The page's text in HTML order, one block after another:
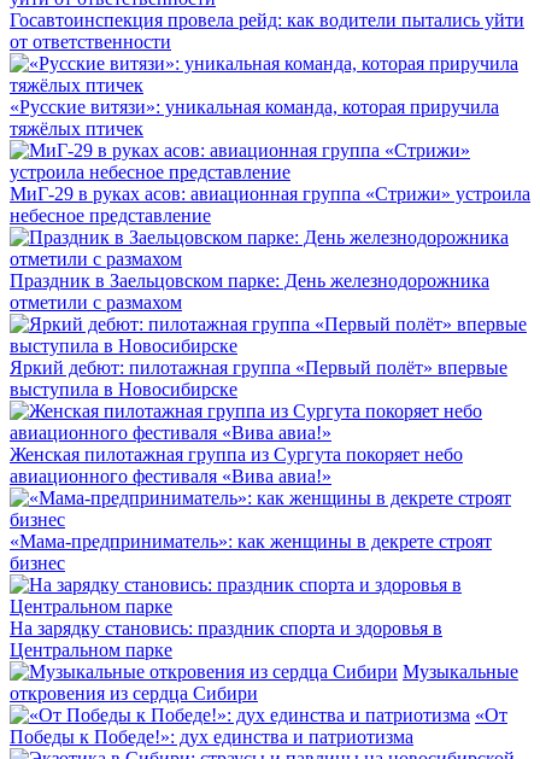
Госавтоинспекция провела рейд: как водители пытались уйти
от ответственности
«Русские витязи»: уникальная команда, которая приручила
тяжёлых птичек
МиГ-29 в руках асов: авиационная группа «Стрижи» устроила
небесное представление
Праздник в Заельцовском парке: День железнодорожника
отметили с размахом
Яркий дебют: пилотажная группа «Первый полёт» впервые
выступила в Новосибирске
Женская пилотажная группа из Сургута покоряет небо
авиационного фестиваля «Вива авиа!»
«Мама-предприниматель»: как женщины в декрете строят
бизнес
На зарядку становись: праздник спорта и здоровья в
Центральном парке
Музыкальные
откровения из сердца Сибири
«От
Победы к Победе!»: дух единства и патриотизма